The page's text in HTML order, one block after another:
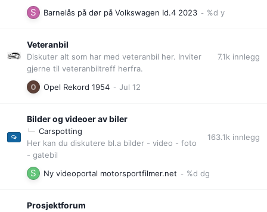
Barnelås på dør på Volkswagen Id.4 2023
Veteranbil
Diskuter alt som har med veteranbil her. Inviter
gjerne til veteranbiltreff herfra.
7.1k innlegg
Opel Rekord 1954
Bilder og videoer av biler
Carspotting
Her kan du diskutere bl.a bilder - video - foto
- gatebil
163.1k innlegg
Ny videoportal motorsportfilmer.net
Prosjektforum